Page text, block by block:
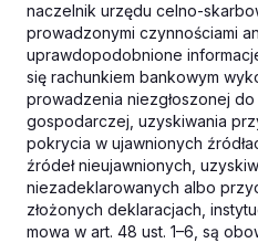
naczelnik urzędu celno-
prowadzonymi czynnościami
uprawdopodobnione
się rachunkiem bankowym
prowadzenia niezgłoszonej
gospodarczej, uzyskiwania
pokrycia w ujawnionych
źródeł nieujawnionych,
niezadeklarowanych albo
złożonych deklaracjach,
mowa w art. 48 ust. 1–6, są